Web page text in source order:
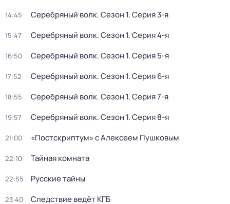
14:45 Серебряный волк. Сезон 1. Серия 3-я
15:47 Серебряный волк. Сезон 1. Серия 4-я
16:50 Серебряный волк. Сезон 1. Серия 5-я
17:52 Серебряный волк. Сезон 1. Серия 6-я
18:55 Серебряный волк. Сезон 1. Серия 7-я
19:57 Серебряный волк. Сезон 1. Серия 8-я
21:00 «Постскриптум» с Алексеем Пушковым
22:10 Тайная комната
22:55 Русские тайны
23:40 Следствие ведёт КГБ